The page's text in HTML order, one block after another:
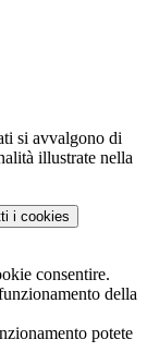
si avvalgono di
illustrate nella
i cookies
consentire.
della
potete